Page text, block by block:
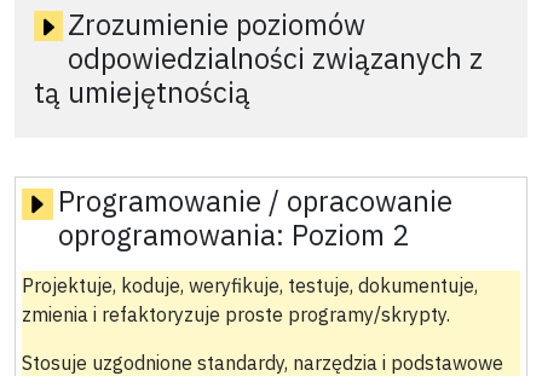
Zrozumienie poziomów
odpowiedzialności związanych z
tą umiejętnością
Programowanie / opracowanie
oprogramowania: Poziom 2
Projektuje, koduje, weryfikuje, testuje, dokumentuje,
zmienia i refaktoryzuje proste programy/skrypty.
Stosuje uzgodnione standardy, narzędzia i podstawowe